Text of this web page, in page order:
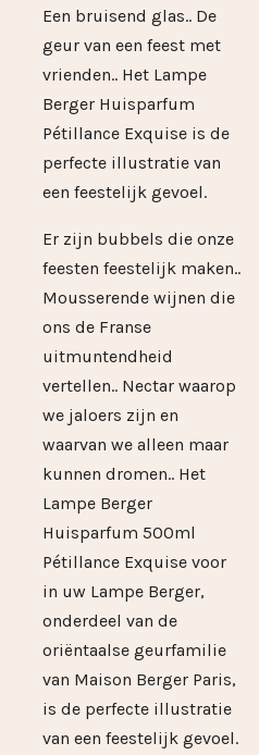
Een bruisend glas.. De
geur van een feest met
vrienden.. Het Lampe
Berger Huisparfum
Pétillance Exquise is de
perfecte illustratie van
een feestelijk gevoel.
Er zijn bubbels die onze
feesten feestelijk maken..
Mousserende wijnen die
ons de Franse
uitmuntendheid
vertellen.. Nectar waarop
we jaloers zijn en
waarvan we alleen maar
kunnen dromen.. Het
Lampe Berger
Huisparfum 500ml
Pétillance Exquise voor
in uw Lampe Berger,
onderdeel van de
oriëntaalse geurfamilie
van Maison Berger Paris,
is de perfecte illustratie
van een feestelijk gevoel.